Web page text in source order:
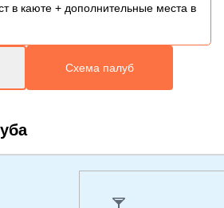
в каюте + дополнительные места в
Схема палуб